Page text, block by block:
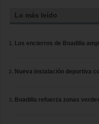
Lo más leído
Los encierros de Boadilla
Nueva instalación deportiva
Boadilla refuerza zonas